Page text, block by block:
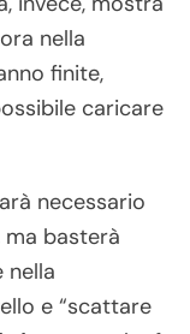
nella
finite,
caricare
necessario
basterà
nella
e “scattare